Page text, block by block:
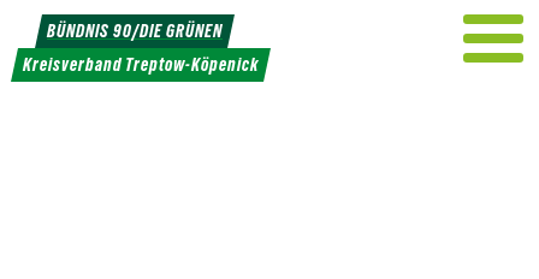
Weiter
zum
Inhalt
BÜNDNIS 90/DIE GRÜNEN
Kreisverband Treptow-Köpenick